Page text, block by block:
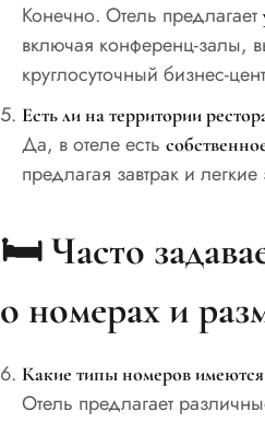
Конечно. Отель предлагает
включая конференц-залы,
круглосуточный бизнес-
Есть ли на территории
Да, в отеле есть
предлагая завтрак и
🛏️Часто
о номерах и
Какие типы номеров имеются
Отель предлагает